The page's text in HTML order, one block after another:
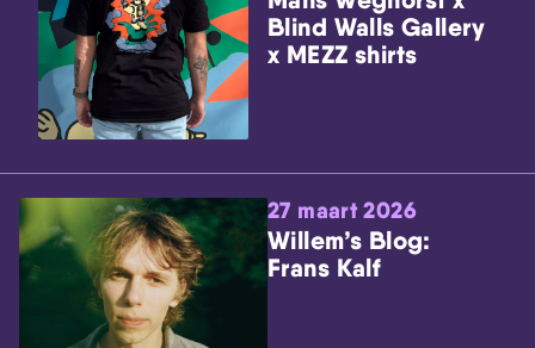
Blind Walls Gallery
x MEZZ shirts
27 maart 2026
Willem’s Blog:
Frans Kalf